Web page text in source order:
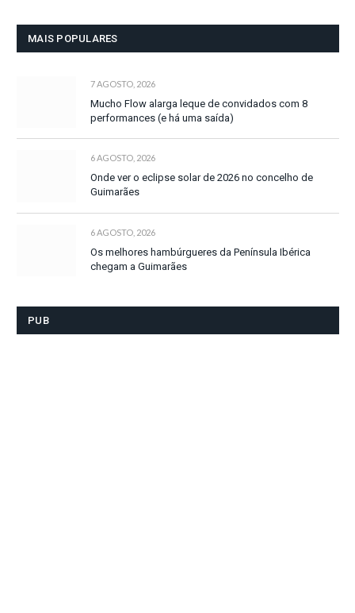
MAIS POPULARES
7 AGOSTO, 2026
Mucho Flow alarga leque de convidados com 8
performances (e há uma saída)
6 AGOSTO, 2026
Onde ver o eclipse solar de 2026 no concelho de
Guimarães
6 AGOSTO, 2026
Os melhores hambúrgueres da Península Ibérica
chegam a Guimarães
PUB